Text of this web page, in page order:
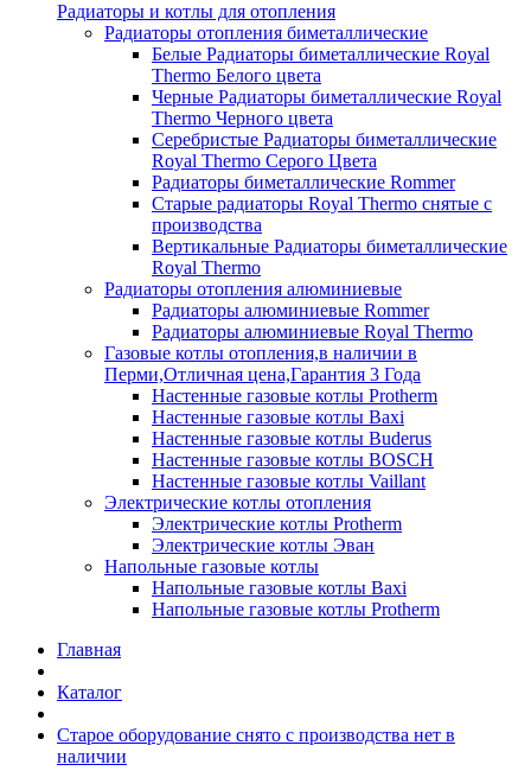
Радиаторы и котлы для отопления
Радиаторы отопления биметаллические
Белые Радиаторы биметаллические Royal
Thermo Белого цвета
Черные Радиаторы биметаллические Royal
Thermo Черного цвета
Серебристые Радиаторы биметаллические
Royal Thermo Серого Цвета
Радиаторы биметаллические Rommer
Старые радиаторы Royal Thermo снятые с
производства
Вертикальные Радиаторы биметаллические
Royal Thermo
Радиаторы отопления алюминиевые
Радиаторы алюминиевые Rommer
Радиаторы алюминиевые Royal Thermo
Газовые котлы отопления,в наличии в
Перми,Отличная цена,Гарантия 3 Года
Настенные газовые котлы Protherm
Настенные газовые котлы Baxi
Настенные газовые котлы Buderus
Настенные газовые котлы BOSCH
Настенные газовые котлы Vaillant
Электрические котлы отопления
Электрические котлы Protherm
Электрические котлы Эван
Напольные газовые котлы
Напольные газовые котлы Baxi
Напольные газовые котлы Protherm
Главная
Каталог
Старое оборудование снято с производства нет в
наличии